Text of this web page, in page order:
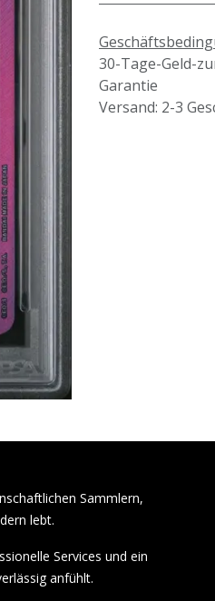
30-Tage-Geld-
Garantie
Versand: 2-3
Sammlern,
lebt.
Services und ein
anfühlt.